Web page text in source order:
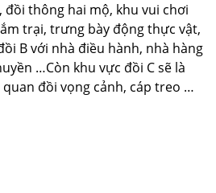
thông hai mộ, khu vui chơi
trại, trưng bày động thực vật,
B với nhà điều hành, nhà hàng
…Còn khu vực đồi C sẽ là
đồi vọng cảnh, cáp treo …